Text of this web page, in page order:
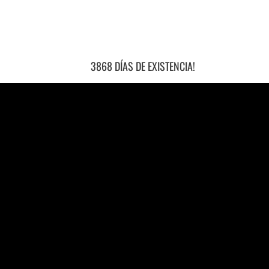
3868 DÍAS DE EXISTENCIA!